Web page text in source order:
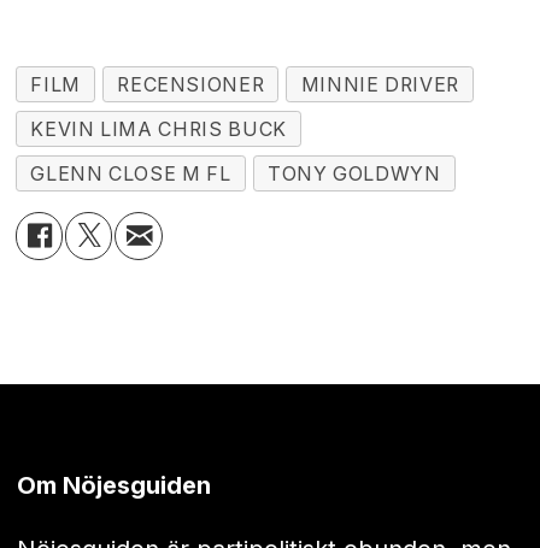
FILM RECENSIONER
MINNIE DRIVER
KEVIN LIMA CHRIS BUCK
GLENN CLOSE M FL
TONY GOLDWYN
Om Nöjesguiden